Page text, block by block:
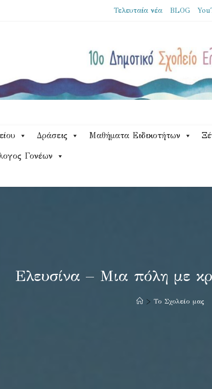
Τελευταία νέα BLOG
Δράσεις Μαθήματα Ειδικοτήτων
Γονέων
Ελευσίνα – Μια πόλη με
> Το Σχολείο μας